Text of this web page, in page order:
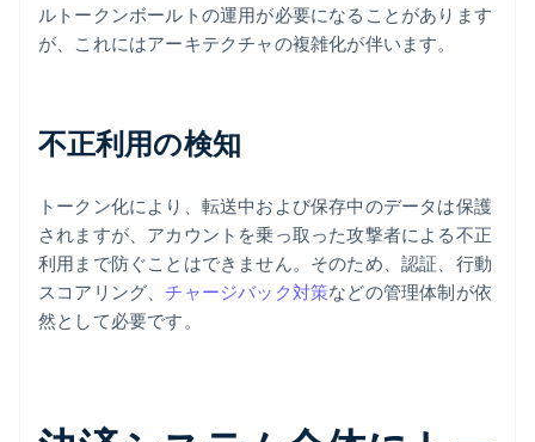
ルトークンボールトの運用が必要になることがあります
が、これにはアーキテクチャの複雑化が伴います。
不正利用の検知
トークン化により、転送中および保存中のデータは保護
されますが、アカウントを乗っ取った攻撃者による不正
利用まで防ぐことはできません。そのため、認証、行動
スコアリング、チャージバック対策などの管理体制が依
然として必要です。